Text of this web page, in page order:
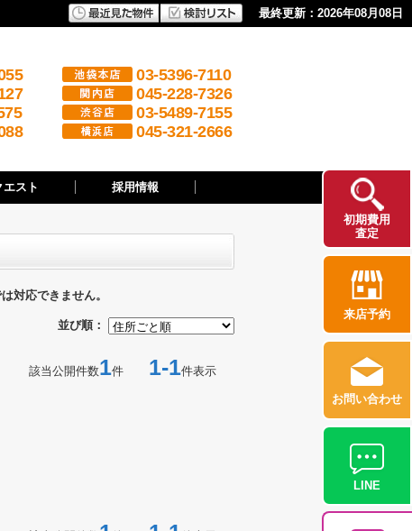
最終更新：2026年08月08日
03-5396-7110
045-228-7326
03-5489-7155
045-321-2666
スト 採用情報
対応できません。
並び順：
該当公開件数1件 1-1件表示
初期費用
査定
来店予約
お問い合わせ
LINE